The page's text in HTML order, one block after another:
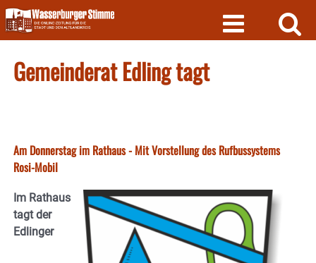
Skip
to
content
Gemeinderat Edling tagt
Am Donnerstag im Rathaus - Mit Vorstellung des Rufbussystems
Rosi-Mobil
Im Rathaus
tagt der
Edlinger